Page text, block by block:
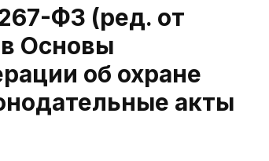
ФЗ (ред. от
Основы
об охране
акты